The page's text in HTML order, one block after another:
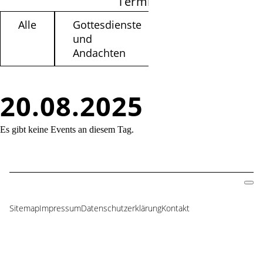
20.08.2025
Alle
Gottesdienste
und
Andachten
Es gibt keine Events an diesem Tag.
Navigation
SitemapImpressumDatenschutzerklärungKontakt